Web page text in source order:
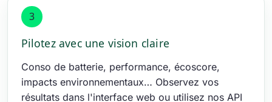
3
Pilotez avec une vision claire
Conso de batterie, performance, écoscore,
impacts environnementaux… Observez vos
résultats dans l'interface web ou utilisez nos API